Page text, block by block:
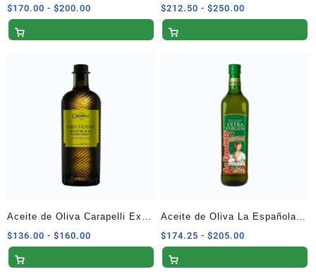
Virgen “Sabor Intenso” 750 ml
$170.00 - $200.00
de
$200.00
Extra Virgen 750 ml
$212.50 - $250.00
de
$250.00
Aceite de Oliva Carapelli Extra
Virgen 500 ml
$136.00 - $160.00
de
Aceite de Oliva La Española
Extra Virgen 750 ml
$174.25 - $205.00
de